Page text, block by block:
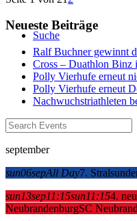
Suche
Menü Menü
Neueste Beiträge
Ralf Buchner gewinnt
Cross – Duathlon Binz
Polly Vierhufe erneut
Polly Vierhufe erneut
Nachwuchstriathleten
september
sun06sepAll Day7.
sun13sep11:15sun11:154.
NeubrandenburgSC